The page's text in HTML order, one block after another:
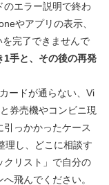
エラー説明で終わ
やアプリの表示、
完了できませんで
1手と、その後の再発
ードが通らない、Vi
券売機やコンビニ現
っかかったケース
理し、どこに相談す
クリスト」で自分の
飛んでください。